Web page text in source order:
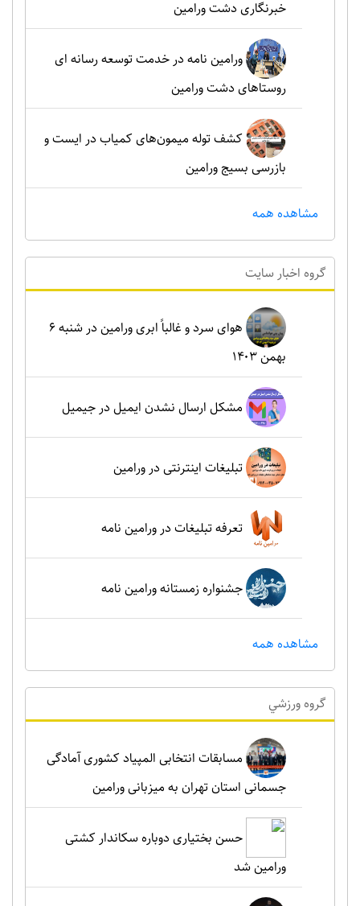
خبرنگاری دشت ورامین
ورامین نامه در خدمت توسعه رسانه ای
روستاهای دشت ورامین
کشف توله میمون‌های کمیاب در ایست و
بازرسی بسیج ورامین
مشاهده همه
گروه اخبار سايت
هوای سرد و غالباً ابری ورامین در شنبه ۶
بهمن ۱۴۰۳
مشکل ارسال نشدن ایمیل در جیمیل
تبلیغات اینترنتی در ورامین
تعرفه تبلیغات در ورامین نامه
جشنواره زمستانه ورامین نامه
مشاهده همه
گروه ورزشي
مسابقات انتخابی المپیاد کشوری آمادگی
جسمانی استان تهران به میزبانی ورامین
حسن بختیاری دوباره سکاندار کشتی
ورامین شد